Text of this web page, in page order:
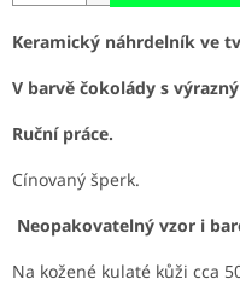
Keramický náhrdelník ve
V barvě čokolády s
Ruční práce.
Cínovaný šperk.
Neopakovatelný vzor i
Na kožené kulaté kůži cca